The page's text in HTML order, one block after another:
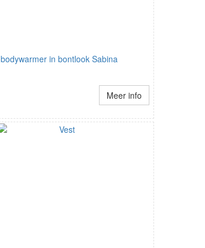
bodywarmer in bontlook Sabina
Meer info